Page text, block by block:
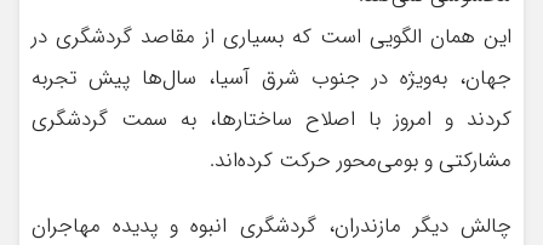
این همان الگویی است که بسیاری از مقاصد گردشگری در
جهان، به‌ویژه در جنوب شرق آسیا، سال‌ها پیش تجربه
کردند و امروز با اصلاح ساختارها، به سمت گردشگری
مشارکتی و بومی‌محور حرکت کرده‌اند.
چالش دیگر مازندران، گردشگری انبوه و پدیده مهاجران